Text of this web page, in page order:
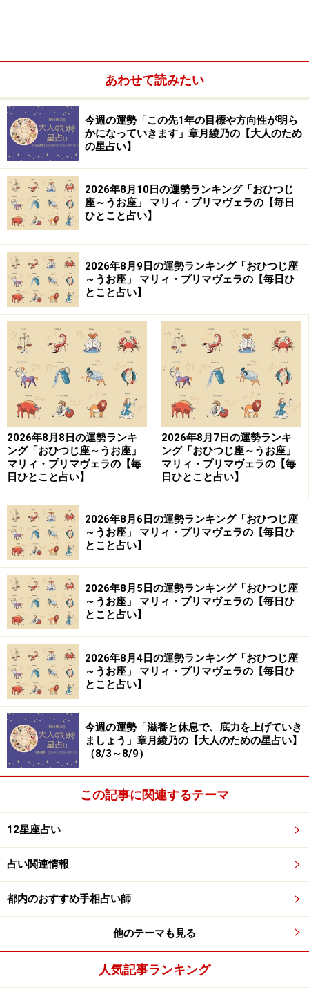
Amazonで占い関連の商品をチェック！
楽天市場で占い関連の商品をチェック！
あわせて読みたい
今週の運勢「この先1年の目標や方向性が明ら
かになっていきます」章月綾乃の【大人のため
の星占い】
2026年8月10日の運勢ランキング「おひつじ
座～うお座」 マリィ・プリマヴェラの【毎日
ひとこと占い】
2026年8月9日の運勢ランキング「おひつじ座
～うお座」 マリィ・プリマヴェラの【毎日ひ
とこと占い】
2026年8月8日の運勢ランキ
ング「おひつじ座～うお座」
マリィ・プリマヴェラの【毎
日ひとこと占い】
2026年8月7日の運勢ランキ
ング「おひつじ座～うお座」
マリィ・プリマヴェラの【毎
日ひとこと占い】
2026年8月6日の運勢ランキング「おひつじ座
～うお座」 マリィ・プリマヴェラの【毎日ひ
とこと占い】
2026年8月5日の運勢ランキング「おひつじ座
～うお座」 マリィ・プリマヴェラの【毎日ひ
とこと占い】
2026年8月4日の運勢ランキング「おひつじ座
～うお座」 マリィ・プリマヴェラの【毎日ひ
とこと占い】
今週の運勢「滋養と休息で、底力を上げていき
ましょう」章月綾乃の【大人のための星占い】
（8/3～8/9）
この記事に関連するテーマ
12星座占い
占い関連情報
都内のおすすめ手相占い師
他のテーマも見る
人気記事ランキング